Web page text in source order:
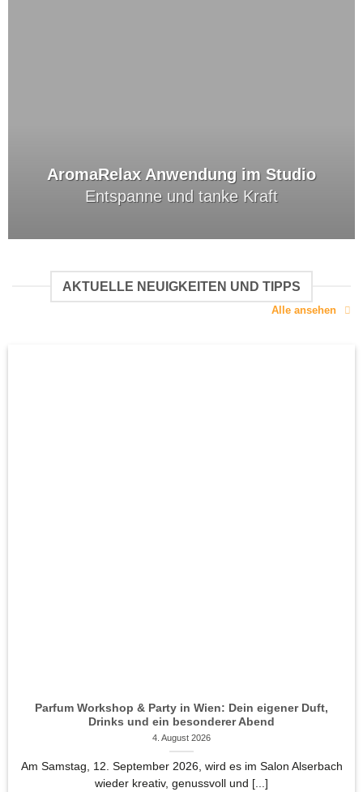
AromaRelax Anwendung im Studio
Entspanne und tanke Kraft
AKTUELLE NEUIGKEITEN UND TIPPS
Alle ansehen
Parfum Workshop & Party in Wien: Dein eigener Duft,
Drinks und ein besonderer Abend
4. August 2026
Am Samstag, 12. September 2026, wird es im Salon Alserbach
wieder kreativ, genussvoll und [...]